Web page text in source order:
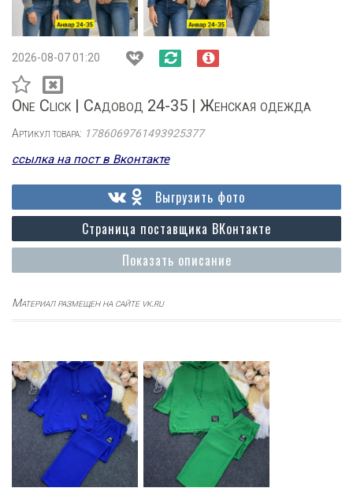
2026-08-07 01:20
One Click | Садовод 24-35 | Женская одежда
Артикул товара: 1786069761493925377
ссылка на пост в Вконтакте
Показать описание
Страница поставщика ВКонтакте
Выгрузить фото
Материал размещен на сайте vk.ru